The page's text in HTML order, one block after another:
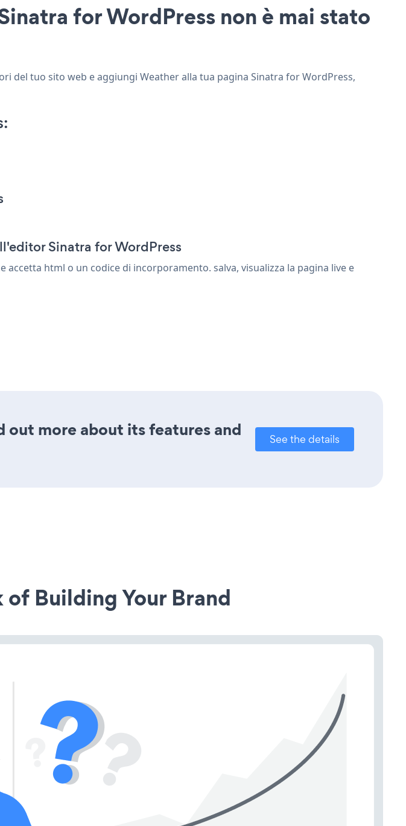
for WordPress non è mai stato
del tuo sito web e aggiungi Weather alla tua pagina Sinatra for WordPress,
Sinatra for WordPress
html o un codice di incorporamento. salva, visualizza la pagina live e
out more about its features and
See the details
of Building Your Brand